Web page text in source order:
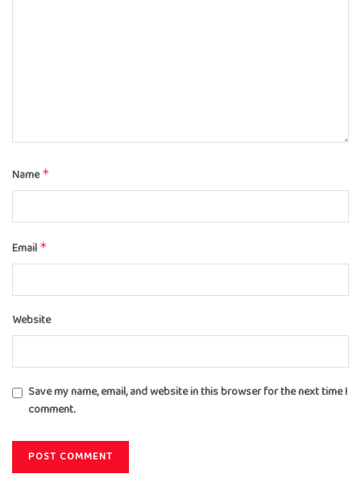
Name*
Email *
Website
Save my name, email, and website in this browser for the next time I
comment.